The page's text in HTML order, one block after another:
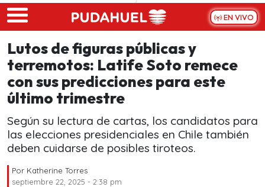
Skip to main content
EN VIVO
Lutos de figuras públicas y
terremotos: Latife Soto remece
con sus predicciones para este
último trimestre
Según su lectura de cartas, los candidatos para
las elecciones presidenciales en Chile también
deben cuidarse de posibles tiroteos.
Por Katherine Torres
septiembre 22, 2025 - 2:38 pm